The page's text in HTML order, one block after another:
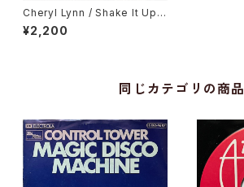
Cheryl Lynn / Shake It Up T
onight
¥2,200
同じカテゴリの商品